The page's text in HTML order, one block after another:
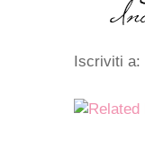
Iscriviti a: